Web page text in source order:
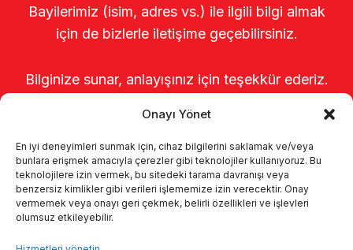
Onayı Yönet
En iyi deneyimleri sunmak için, cihaz bilgilerini saklamak ve/veya
bunlara erişmek amacıyla çerezler gibi teknolojiler kullanıyoruz. Bu
teknolojilere izin vermek, bu sitedeki tarama davranışı veya
benzersiz kimlikler gibi verileri işlememize izin verecektir. Onay
vermemek veya onayı geri çekmek, belirli özellikleri ve işlevleri
olumsuz etkileyebilir.
Bayilerimiz (isim, adres vs.) ile ilgili bilgi almak
için de bizlerle iletişime geçebilirsiniz.
Bilginize sunar, anlayışınız için teşekkür ederiz.